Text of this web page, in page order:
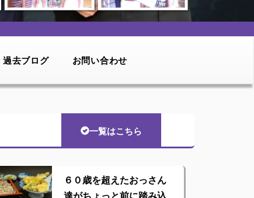
過去ブログ お問い合わせ
一覧はこちら
６０歳を超えたおっさん